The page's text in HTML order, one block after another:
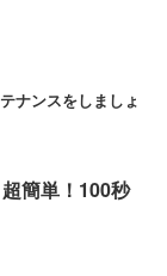
ナンスをしましょ
簡単！100秒